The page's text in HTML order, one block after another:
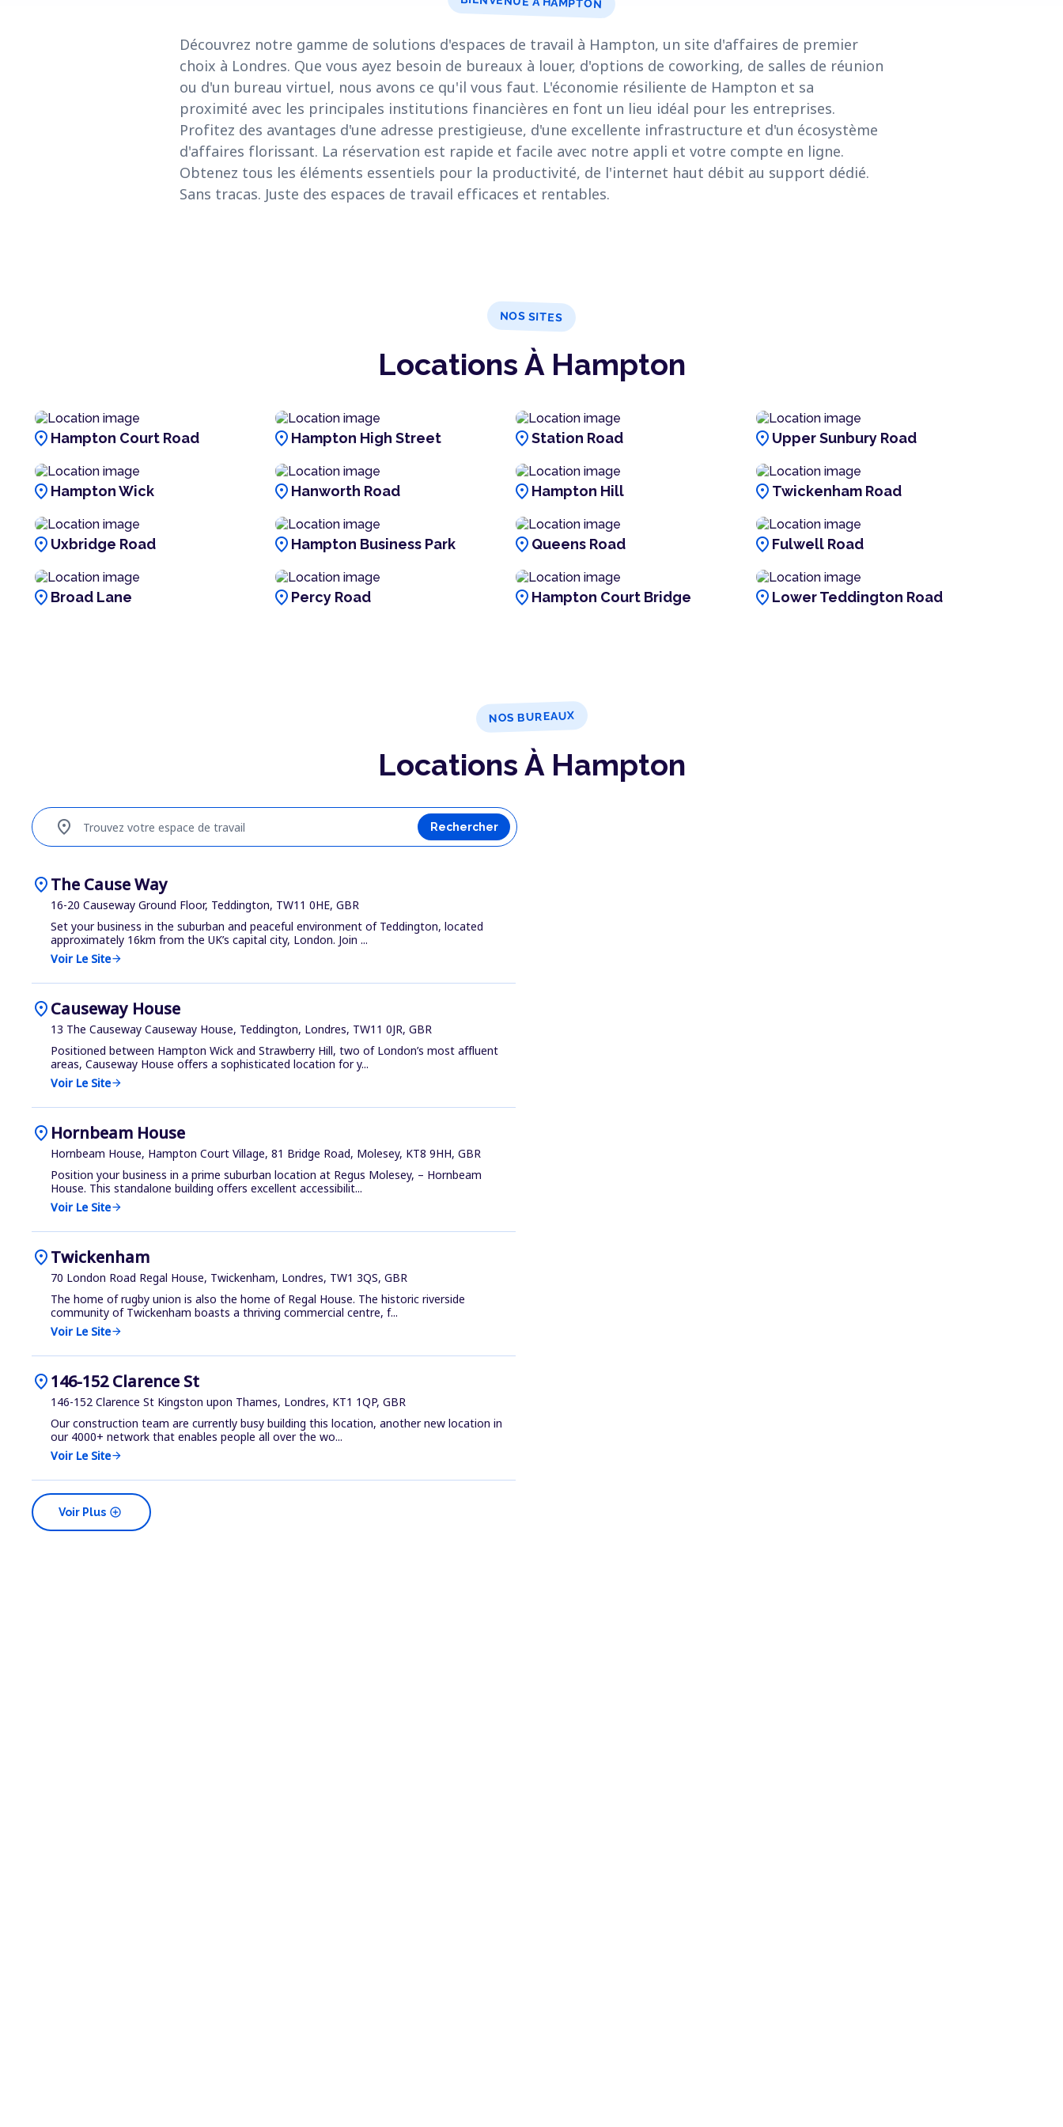
Découvrez notre gamme de solutions d'espaces de travail à Hampton, un site d'affaires de premier
choix à Londres. Que vous ayez besoin de bureaux à louer, d'options de coworking, de salles de réunion
ou d'un bureau virtuel, nous avons ce qu'il vous faut. L'économie résiliente de Hampton et sa
proximité avec les principales institutions financières en font un lieu idéal pour les entreprises.
Profitez des avantages d'une adresse prestigieuse, d'une excellente infrastructure et d'un écosystème
d'affaires florissant. La réservation est rapide et facile avec notre appli et votre compte en ligne.
Obtenez tous les éléments essentiels pour la productivité, de l'internet haut débit au support dédié.
Sans tracas. Juste des espaces de travail efficaces et rentables.
NOS SITES
Locations À Hampton
location_on Hampton Court Road location_on Hampton High Street location_onStation Road location_on Upper Sunbury Road
location_on Hampton Wick location_on Hanworth Road location_on Hampton Hill location_on Twickenham Road
location_on Uxbridge Road location_on Hampton Business Park location_on Queens Road location_on Fulwell Road
location_on Broad Lane location_on Percy Road location_on Hampton Court Bridge location_on Lower Teddington Road
NOS BUREAUX
Locations À Hampton
Trouvez votre espace de travail
location_on Rechercher
location_onThe Cause Way
16-20 Causeway Ground Floor, Teddington, TW11 0HE, GBR
Set your business in the suburban and peaceful environment of Teddington, located
approximately 16km from the UK’s capital city, London. Join ...
Voir Le Sitearrow_forward
location_onCauseway House
13 The Causeway Causeway House, Teddington, Londres, TW11 0JR, GBR
Positioned between Hampton Wick and Strawberry Hill, two of London’s most affluent
areas, Causeway House offers a sophisticated location for y...
Voir Le Sitearrow_forward
location_on Hornbeam House
Hornbeam House, Hampton Court Village, 81 Bridge Road, Molesey, KT8 9HH, GBR
Position your business in a prime suburban location at Regus Molesey, – Hornbeam
House. This standalone building offers excellent accessibilit...
Voir Le Sitearrow_forward
location_onTwickenham
70 London Road Regal House, Twickenham, Londres, TW1 3QS, GBR
The home of rugby union is also the home of Regal House. The historic riverside
community of Twickenham boasts a thriving commercial centre, f...
Voir Le Sitearrow_forward
location_on146-152 Clarence St
146-152 Clarence St Kingston upon Thames, Londres, KT1 1QP, GBR
Our construction team are currently busy building this location, another new location in
our 4000+ network that enables people all over the wo...
Voir Le Sitearrow_forward
add_circle
Voir Plus